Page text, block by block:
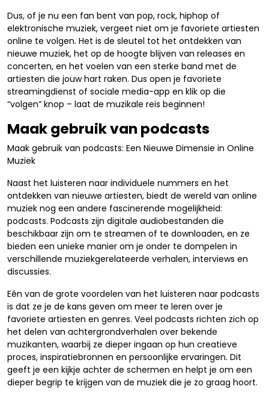
Dus, of je nu een fan bent van pop, rock, hiphop of
elektronische muziek, vergeet niet om je favoriete artiesten
online te volgen. Het is de sleutel tot het ontdekken van
nieuwe muziek, het op de hoogte blijven van releases en
concerten, en het voelen van een sterke band met de
artiesten die jouw hart raken. Dus open je favoriete
streamingdienst of sociale media-app en klik op die
“volgen” knop – laat de muzikale reis beginnen!
Maak gebruik van podcasts
Maak gebruik van podcasts: Een Nieuwe Dimensie in Online
Muziek
Naast het luisteren naar individuele nummers en het
ontdekken van nieuwe artiesten, biedt de wereld van online
muziek nog een andere fascinerende mogelijkheid:
podcasts. Podcasts zijn digitale audiobestanden die
beschikbaar zijn om te streamen of te downloaden, en ze
bieden een unieke manier om je onder te dompelen in
verschillende muziekgerelateerde verhalen, interviews en
discussies.
Eén van de grote voordelen van het luisteren naar podcasts
is dat ze je de kans geven om meer te leren over je
favoriete artiesten en genres. Veel podcasts richten zich op
het delen van achtergrondverhalen over bekende
muzikanten, waarbij ze dieper ingaan op hun creatieve
proces, inspiratiebronnen en persoonlijke ervaringen. Dit
geeft je een kijkje achter de schermen en helpt je om een
dieper begrip te krijgen van de muziek die je zo graag hoort.